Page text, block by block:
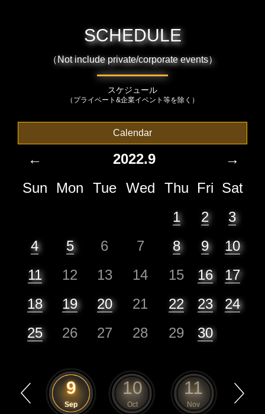
SCHEDULE
（Not include private/corporate events）
スケジュール
（プライベート&企業イベント等を除く）
Calendar
← 2022.9
→
Sun
Mon Tue Wed Thu Fri Sat
1
2
3
4
5 6 7 8 9
10
11
12 13 14 15 16
17
18
19 20 21 22 23
24
25
26 27 28 29 30
9
Sep
10
Oct
11
Nov